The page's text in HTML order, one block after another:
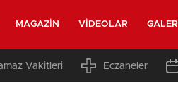
MAGAZIN VIDEOLAR GALERI
Vakitleri Eczaneler